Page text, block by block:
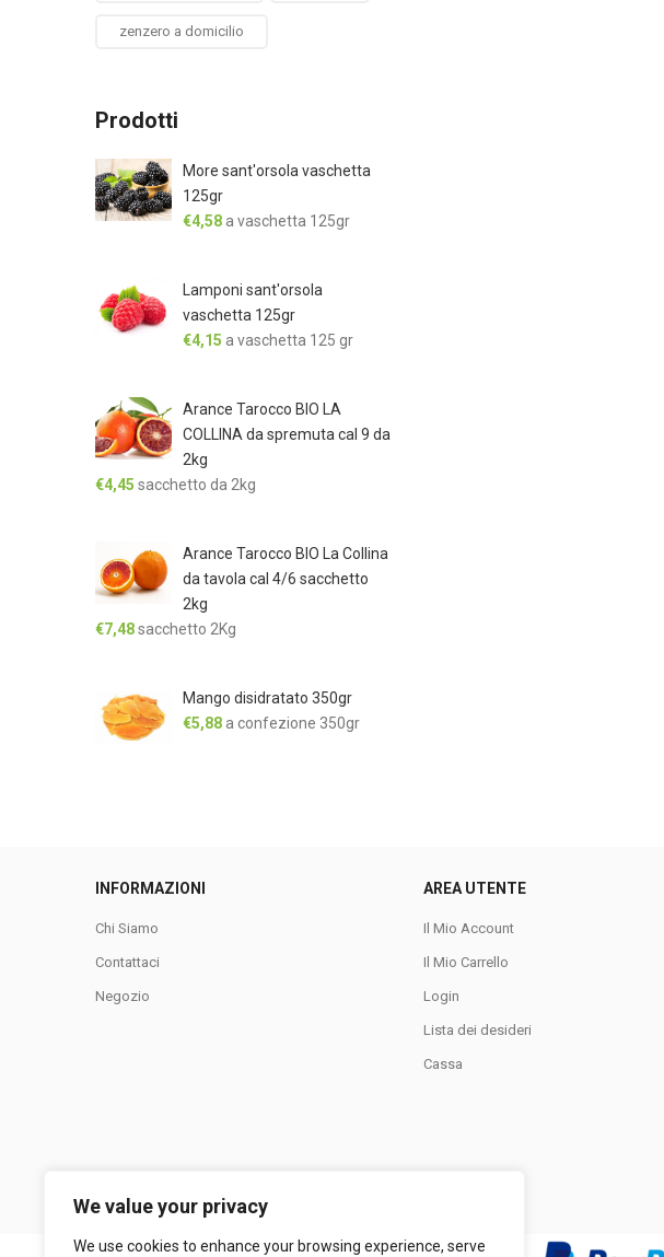
We value your privacy
We use cookies to enhance your browsing experience, serve
zenzero a domicilio
Prodotti
More sant'orsola vaschetta
125gr
€4,58 a vaschetta 125gr
Lamponi sant'orsola
vaschetta 125gr
€4,15 a vaschetta 125 gr
Arance Tarocco BIO LA
COLLINA da spremuta cal 9 da
2kg
€4,45 sacchetto da 2kg
Arance Tarocco BIO La Collina
da tavola cal 4/6 sacchetto
2kg
€7,48sacchetto 2Kg
Mango disidratato 350gr
€5,88 a confezione 350gr
INFORMAZIONI
Chi Siamo
Contattaci
Negozio
AREA UTENTE
Il Mio Account
Il Mio Carrello
Login
Lista dei desideri
Cassa
LA COLLINA SRL